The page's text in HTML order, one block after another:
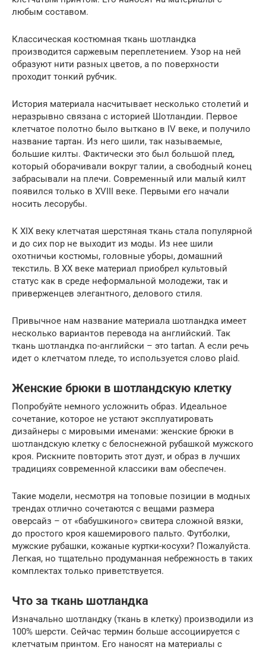
любым составом.
Классическая костюмная ткань шотландка
производится саржевым переплетением. Узор на ней
образуют нити разных цветов, а по поверхности
проходит тонкий рубчик.
История материала насчитывает несколько столетий и
неразрывно связана с историей Шотландии. Первое
клетчатое полотно было выткано в IV веке, и получило
название тартан. Из него шили, так называемые,
большие килты. Фактически это был большой плед,
который оборачивали вокруг талии, а свободный конец
забрасывали на плечи. Современный или малый килт
появился только в XVIII веке. Первыми его начали
носить лесорубы.
К XIX веку клетчатая шерстяная ткань стала популярной
и до сих пор не выходит из моды. Из нее шили
охотничьи костюмы, головные уборы, домашний
текстиль. В XX веке материал приобрел культовый
статус как в среде неформальной молодежи, так и
приверженцев элегантного, делового стиля.
Привычное нам название материала шотландка имеет
несколько вариантов перевода на английский. Так
ткань шотландка по-английски – это tartan. А если речь
идет о клетчатом пледе, то используется слово plaid.
Женские брюки в шотландскую клетку
Попробуйте немного усложнить образ. Идеальное
сочетание, которое не устают эксплуатировать
дизайнеры с мировыми именами: женские брюки в
шотландскую клетку с белоснежной рубашкой мужского
кроя. Рискните повторить этот дуэт, и образ в лучших
традициях современной классики вам обеспечен.
Такие модели, несмотря на топовые позиции в модных
трендах отлично сочетаются с вещами размера
оверсайз – от «бабушкиного» свитера сложной вязки,
до простого кроя кашемирового пальто. Футболки,
мужские рубашки, кожаные куртки-косухи? Пожалуйста.
Легкая, но тщательно продуманная небрежность в таких
комплектах только приветствуется.
Что за ткань шотландка
Изначально шотландку (ткань в клетку) производили из
100% шерсти. Сейчас термин больше ассоциируется с
клетчатым принтом. Его наносят на материалы с